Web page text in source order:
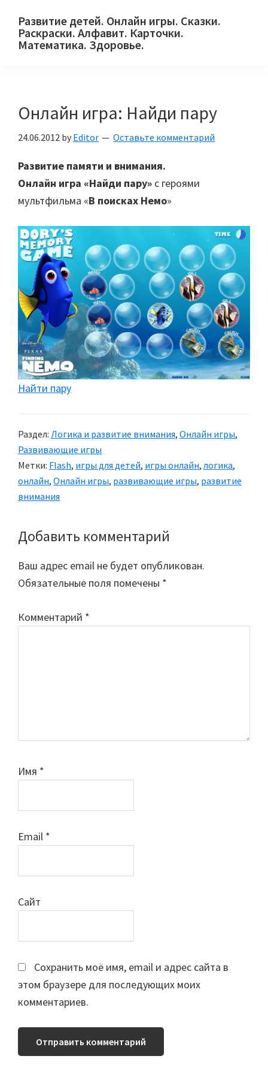
primary
main
primary
Развитие детей. Онлайн игры. Сказки.
Раскраски. Алфавит. Карточки.
Математика. Здоровье.
и
родителей.
Онлайн игра: Найди пару
24.06.2012 by Editor Оставьте комментарий
Развитие памяти и внимания.
Онлайн игра «Найди пару» с героями
мультфильма «В поисках Немо»
Найти пару
Раздел: Логика и развитие внимания, Онлайн игры,
Развивающие игры
Метки: Flash, игры для детей, игры онлайн, логика,
онлайн, Онлайн игры, развивающие игры, развитие
внимания
Reader
Interactions
Добавить комментарий
Ваш адрес email не будет опубликован.
Обязательные поля помечены *
Комментарий *
Имя *
Email *
Сайт
Сохранить моё имя, email и адрес сайта в
этом браузере для последующих моих
комментариев.